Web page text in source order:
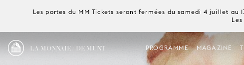
Les portes du MM Tickets seront fermées du samedi 4 juillet
LA MONNAIE / DE MUNT PROGRAMME MAGAZINE